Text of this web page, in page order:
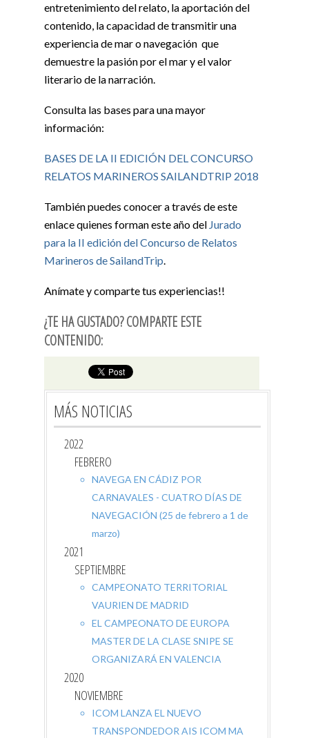
entretenimiento del relato, la aportación del
contenido, la capacidad de transmitir una
experiencia de mar o navegación que
demuestre la pasión por el mar y el valor
literario de la narración.
Consulta las bases para una mayor
información:
BASES DE LA II EDICIÓN DEL CONCURSO
RELATOS MARINEROS SAILANDTRIP 2018
También puedes conocer a través de este
enlace quienes forman este año del Jurado
para la II edición del Concurso de Relatos
Marineros de SailandTrip.
Anímate y comparte tus experiencias!!
¿TE HA GUSTADO? COMPARTE ESTE
CONTENIDO:
MÁS NOTICIAS
2022
FEBRERO
NAVEGA EN CÁDIZ POR
CARNAVALES - CUATRO DÍAS DE
NAVEGACIÓN (25 de febrero a 1 de
marzo)
2021
SEPTIEMBRE
CAMPEONATO TERRITORIAL
VAURIEN DE MADRID
EL CAMPEONATO DE EUROPA
MASTER DE LA CLASE SNIPE SE
ORGANIZARÁ EN VALENCIA
2020
NOVIEMBRE
ICOM LANZA EL NUEVO
TRANSPONDEDOR AIS ICOM MA